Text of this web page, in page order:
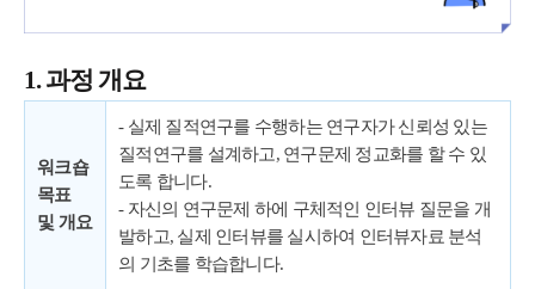
1. 과정 개요
워크숍
목표
및 개요
- 실제 질적연구를 수행하는 연구자가 신뢰성 있는
질적연구를 설계하고, 연구문제 정교화를 할 수 있
도록 합니다.
- 자신의 연구문제 하에 구체적인 인터뷰 질문을 개
발하고, 실제 인터뷰를 실시하여 인터뷰자료 분석
의 기초를 학습합니다.